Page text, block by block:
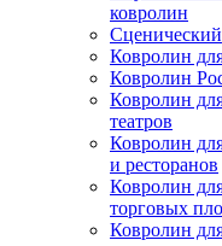
ковролин
Сценический
Ковролин
Ковролин
Ковролин
театров
Ковролин
и ресторанов
Ковролин
торговых
Ковролин